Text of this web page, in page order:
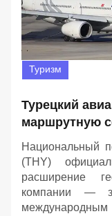
Туризм
Турецкий
маршрутную
Национальный
(THY)
расширение
компании —